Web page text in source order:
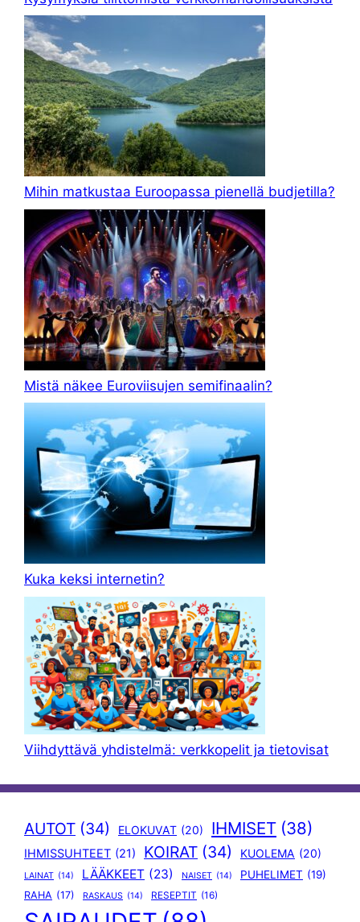
Mihin matkustaa Euroopassa pienellä budjetilla?
Mistä näkee Euroviisujen semifinaalin?
Kuka keksi internetin?
Viihdyttävä yhdistelmä: verkkopelit ja tietovisat
AUTOT (34) ELOKUVAT (20) IHMISET (38)
IHMISSUHTEET (21) KOIRAT (34) KUOLEMA (20)
LAINAT (14) LÄÄKKEET (23) NAISET (14) PUHELIMET (19)
RAHA (17) RASKAUS (14) RESEPTIT (16)